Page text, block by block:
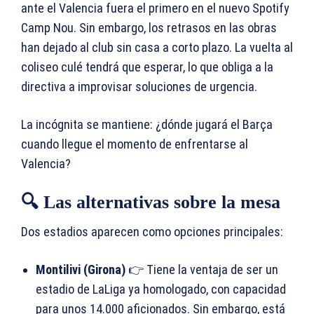
ante el Valencia fuera el primero en el nuevo Spotify
Camp Nou. Sin embargo, los retrasos en las obras
han dejado al club sin casa a corto plazo. La vuelta al
coliseo culé tendrá que esperar, lo que obliga a la
directiva a improvisar soluciones de urgencia.
La incógnita se mantiene: ¿dónde jugará el Barça
cuando llegue el momento de enfrentarse al
Valencia?
🔍 Las alternativas sobre la mesa
Dos estadios aparecen como opciones principales:
Montilivi (Girona) 👉 Tiene la ventaja de ser un
estadio de LaLiga ya homologado, con capacidad
para unos 14.000 aficionados. Sin embargo, está